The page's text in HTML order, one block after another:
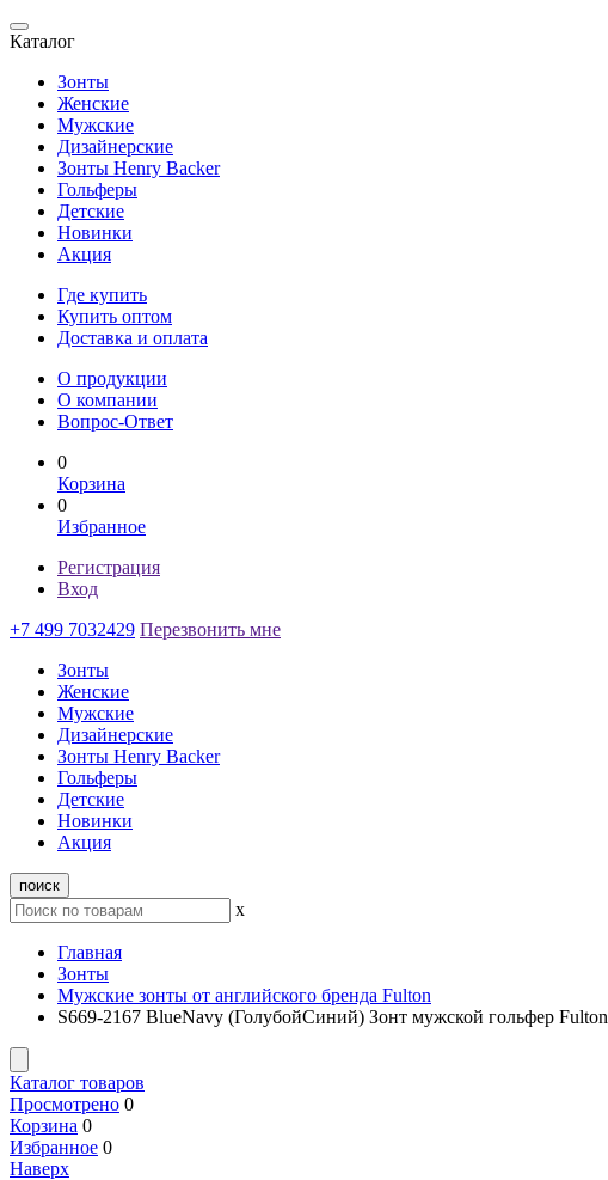
Каталог
Зонты
Женские
Мужские
Дизайнерские
Зонты Henry Backer
Гольферы
Детские
Новинки
Акция
Где купить
Купить оптом
Доставка и оплата
О продукции
О компании
Вопрос-Ответ
0
Корзина
0
Избранное
Регистрация
Вход
+7 499 7032429 Перезвонить мне
Зонты
Женские
Мужские
Дизайнерские
Зонты Henry Backer
Гольферы
Детские
Новинки
Акция
поиск
x
Главная
Зонты
Мужские зонты от английского бренда Fulton
S669-2167 BlueNavy (ГолубойСиний) Зонт мужской гольфер Fulton
Каталог товаров
Просмотрено 0
Корзина 0
Избранное 0
Наверх